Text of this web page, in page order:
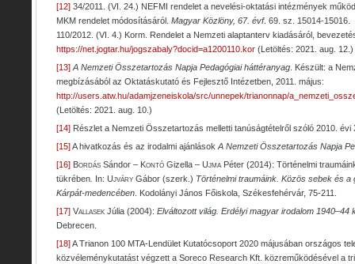
[12] 34/2011. (VI. 24.) NEFMI rendelet a nevelési-oktatási intézmények
MKM rendelet módosításáról. Magyar Közlöny, 67. évf. 69. sz. 15014-15016.
110/2012. (VI. 4.) Korm. Rendelet a Nemzeti alaptanterv kiadásáról,
https://net.jogtar.hu/jogszabaly?docid=a1200110.kor (Letöltés: 2021. aug. 12.)
[13] A Nemzeti Összetartozás Napja Pedagógiai háttéranyag . Készült: a
megbízásából az Oktatáskutató és Fejlesztő Intézetben, 2011. május:
http://users.atw.hu/adamjzeneiskola/src/unnepek/trianonnap/
(Letöltés: 2021. aug. 10.)
[14] Részlet a Nemzeti Összetartozás melletti tanúságtételről szóló 2010. évi
[15] A hivatkozás és az irodalmi ajánlások A Nemzeti Összetartozás Napja
[16] Bordás Sándor – Kontó Gizella – Ujma Péter (2014): Történelmi
tükrében
In: Ujváry Gábor (szerk.) Történelmi traumáink. Közös sebek és
Kárpát-medencében . Kodolányi János Főiskola, Székesfehérvár, 75-211.
[17] Vallasek Júlia (2004): Elváltozott világ. Erdélyi magyar irodalom 1940–44
Debrecen.
[18] A Trianon 100 MTA-Lendület Kutatócsoport 2020 májusában országos
közvéleménykutatást végzett a Soreco Research Kft. közreműködésével a